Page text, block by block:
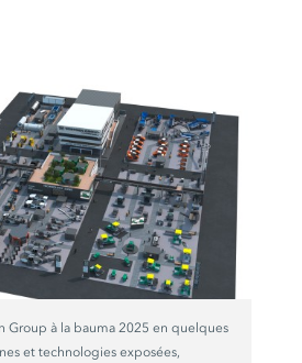
Group à la bauma 2025 en quelques
et technologies exposées,